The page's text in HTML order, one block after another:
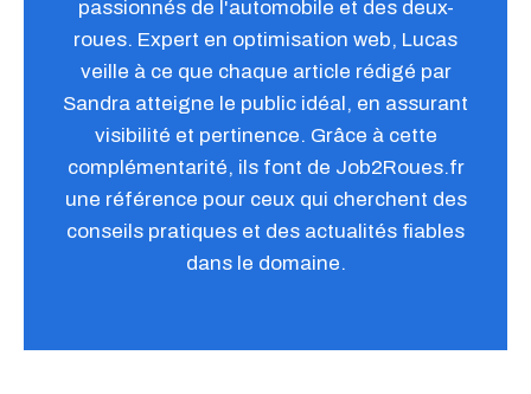
passionnés de l'automobile et des deux-
roues. Expert en optimisation web, Lucas
veille à ce que chaque article rédigé par
Sandra atteigne le public idéal, en assurant
visibilité et pertinence. Grâce à cette
complémentarité, ils font de Job2Roues.fr
une référence pour ceux qui cherchent des
conseils pratiques et des actualités fiables
dans le domaine.